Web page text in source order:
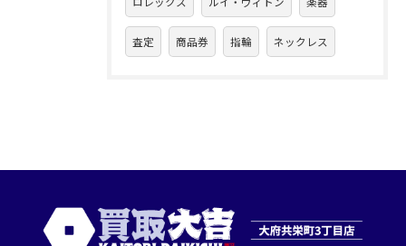
査定 商品券 指輪 ネックレス